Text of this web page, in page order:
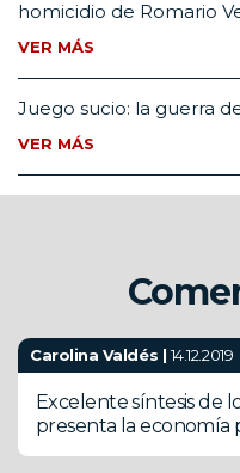
homicidio de Romario
VER MÁS
Juego sucio: la guerra
VER MÁS
Carolina Valdés |14.12.2019
Excelente síntesis de
presenta la economía